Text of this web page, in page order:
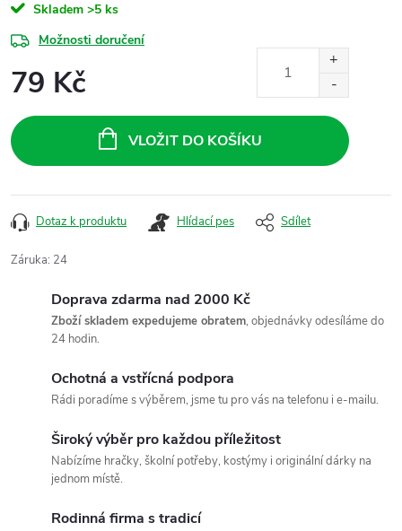
Skladem >5 ks
Možnosti doručení
79 Kč
cena:
VLOŽIT DO KOŠÍKU
Dotaz k produktu Hlídací pes Sdílet
Záruka: 24
Doprava zdarma nad 2000 Kč
Zboží skladem expedujeme obratem, objednávky odesíláme do
24 hodin.
Ochotná a vstřícná podpora
Rádi poradíme s výběrem, jsme tu pro vás na telefonu i e-mailu.
Široký výběr pro každou příležitost
Nabízíme hračky, školní potřeby, kostýmy i originální dárky na
jednom místě.
Rodinná firma s tradicí